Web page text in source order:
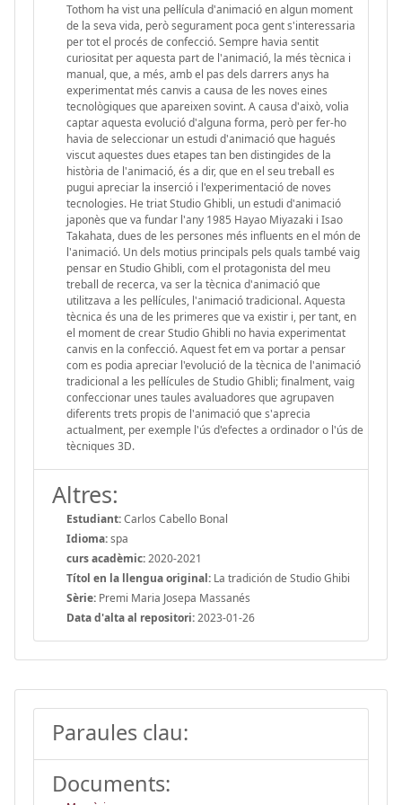
Tothom ha vist una pel·lícula d'animació en algun moment
de la seva vida, però segurament poca gent s'interessaria
per tot el procés de confecció. Sempre havia sentit
curiositat per aquesta part de l'animació, la més tècnica i
manual, que, a més, amb el pas dels darrers anys ha
experimentat més canvis a causa de les noves eines
tecnològiques que apareixen sovint. A causa d'això, volia
captar aquesta evolució d'alguna forma, però per fer-ho
havia de seleccionar un estudi d'animació que hagués
viscut aquestes dues etapes tan ben distingides de la
història de l'animació, és a dir, que en el seu treball es
pugui apreciar la inserció i l'experimentació de noves
tecnologies. He triat Studio Ghibli, un estudi d'animació
japonès que va fundar l'any 1985 Hayao Miyazaki i Isao
Takahata, dues de les persones més influents en el món de
l'animació. Un dels motius principals pels quals també vaig
pensar en Studio Ghibli, com el protagonista del meu
treball de recerca, va ser la tècnica d'animació que
utilitzava a les pel·lícules, l'animació tradicional. Aquesta
tècnica és una de les primeres que va existir i, per tant, en
el moment de crear Studio Ghibli no havia experimentat
canvis en la confecció. Aquest fet em va portar a pensar
com es podia apreciar l'evolució de la tècnica de l'animació
tradicional a les pel·lícules de Studio Ghibli; finalment, vaig
confeccionar unes taules avaluadores que agrupaven
diferents trets propis de l'animació que s'aprecia
actualment, per exemple l'ús d'efectes a ordinador o l'ús de
tècniques 3D.
Altres:
Estudiant:Carlos Cabello Bonal
Idioma:spa
curs acadèmic:2020-2021
Títol en la llengua original: La tradición de Studio Ghibi
Sèrie: Premi Maria Josepa Massanés
Data d'alta al repositori:2023-01-26
Paraules clau:
Documents: